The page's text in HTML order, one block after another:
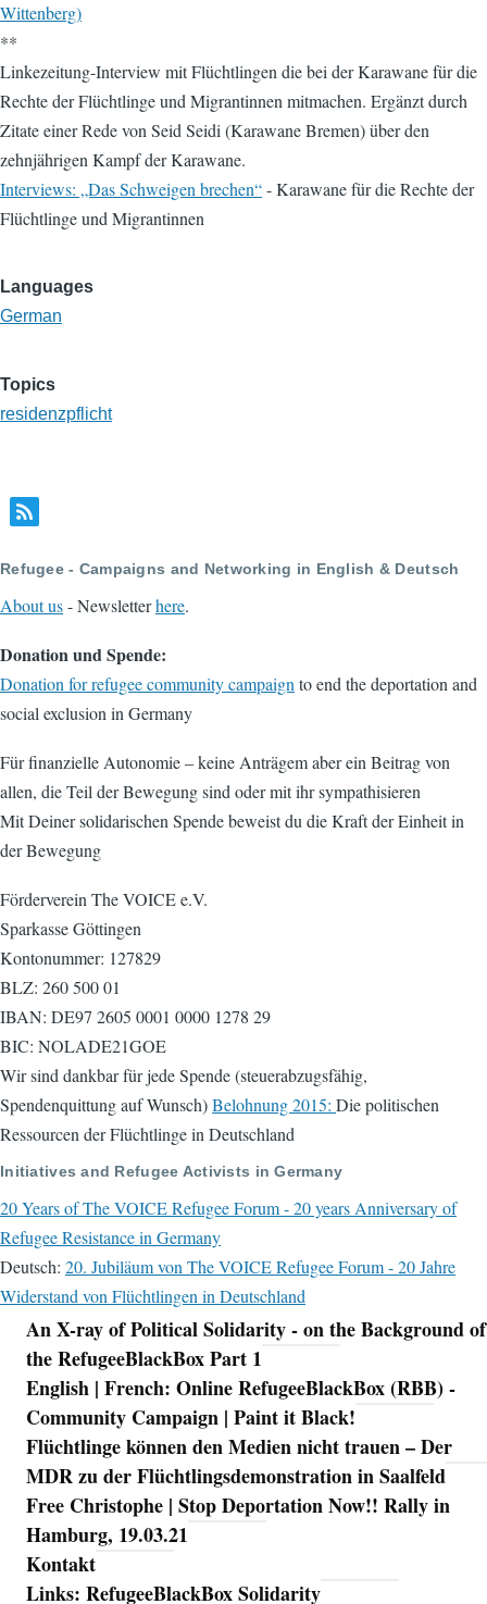
Wittenberg)
**
Linkezeitung-Interview mit Flüchtlingen die bei der Karawane für die
Rechte der Flüchtlinge und Migrantinnen mitmachen. Ergänzt durch
Zitate einer Rede von Seid Seidi (Karawane Bremen) über den
zehnjährigen Kampf der Karawane.
Interviews: „Das Schweigen brechen“- Karawane für die Rechte der
Flüchtlinge und Migrantinnen
Languages
German
Topics
residenzpflicht
Refugee - Campaigns and Networking in English & Deutsch
About us- Newsletterhere.
Donation und Spende:
Donation for refugee community campaignto end the deportation and
social exclusion in Germany
Für finanzielle Autonomie – keine Anträgem aber ein Beitrag von
allen, die Teil der Bewegung sind oder mit ihr sympathisieren
Mit Deiner solidarischen Spende beweist du die Kraft der Einheit in
der Bewegung
Förderverein The VOICE e.V.
Sparkasse Göttingen
Kontonummer: 127829
BLZ: 260 500 01
IBAN: DE97 2605 0001 0000 1278 29
BIC: NOLADE21GOE
Wir sind dankbar für jede Spende (steuerabzugsfähig,
Spendenquittung auf Wunsch)Belohnung 2015: Die politischen
Ressourcen der Flüchtlinge in Deutschland
Initiatives and Refugee Activists in Germany
20 Years of The VOICE Refugee Forum - 20 years Anniversary of
Refugee Resistance in Germany
Deutsch: 20. Jubiläum von The VOICE Refugee Forum - 20 Jahre
Widerstand von Flüchtlingen in Deutschland
Navigation
An X-ray of Political Solidarity - on the Background of
the RefugeeBlackBox Part 1
English | French: Online RefugeeBlackBox (RBB) -
Community Campaign | Paint it Black!
Flüchtlinge können den Medien nicht trauen – Der
MDR zu der Flüchtlingsdemonstration in Saalfeld
Free Christophe | Stop Deportation Now!! Rally in
Hamburg, 19.03.21
Kontakt
Links: RefugeeBlackBox Solidarity